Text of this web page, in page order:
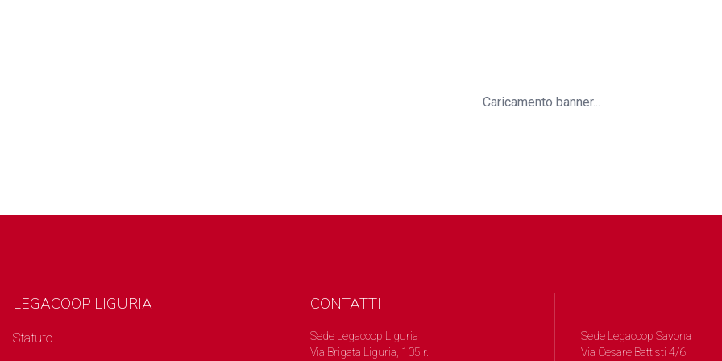
Caricamento banner...
LEGACOOP LIGURIA
Statuto
CONTATTI
Sede Legacoop Liguria
Via Brigata Liguria, 105 r.
Sede Legacoop Savona
Via Cesare Battisti 4/6